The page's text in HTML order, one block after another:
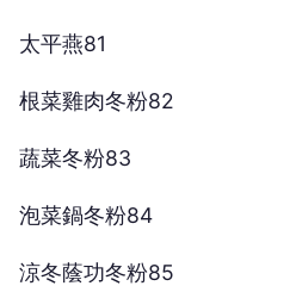
太平燕81
根菜雞肉冬粉82
蔬菜冬粉83
泡菜鍋冬粉84
涼冬蔭功冬粉85